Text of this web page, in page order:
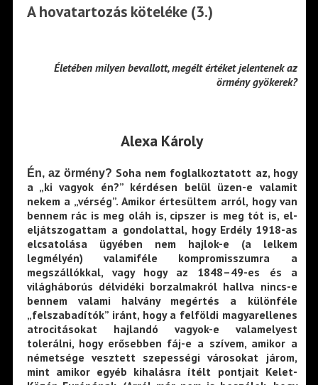
A hovatartozás köteléke (3.)
Életében milyen bevallott, megélt értéket jelentenek az
örmény gyökerek?
Alexa Károly
Én, az örmény? Soha nem foglalkoztatott az, hogy
a „ki vagyok én?” kérdésen belül üzen-e valamit
nekem a „vérség”. Amikor értesültem arról, hogy van
bennem rác is meg oláh is, cipszer is meg tót is, el-
eljátszogattam a gondolattal, hogy Erdély 1918-as
elcsatolása ügyében nem hajlok-e (a lelkem
legmélyén) valamiféle kompromisszumra a
megszállókkal, vagy hogy az 1848–49-es és a
világháborús délvidéki borzalmakról hallva nincs-e
bennem valami halvány megértés a különféle
„felszabadítók” iránt, hogy a felföldi magyarellenes
atrocitásokat hajlandó vagyok-e valamelyest
tolerálni, hogy erősebben fáj-e a szívem, amikor a
németsége vesztett szepességi városokat járom,
mint amikor egyéb kihalásra ítélt pontjait Kelet-